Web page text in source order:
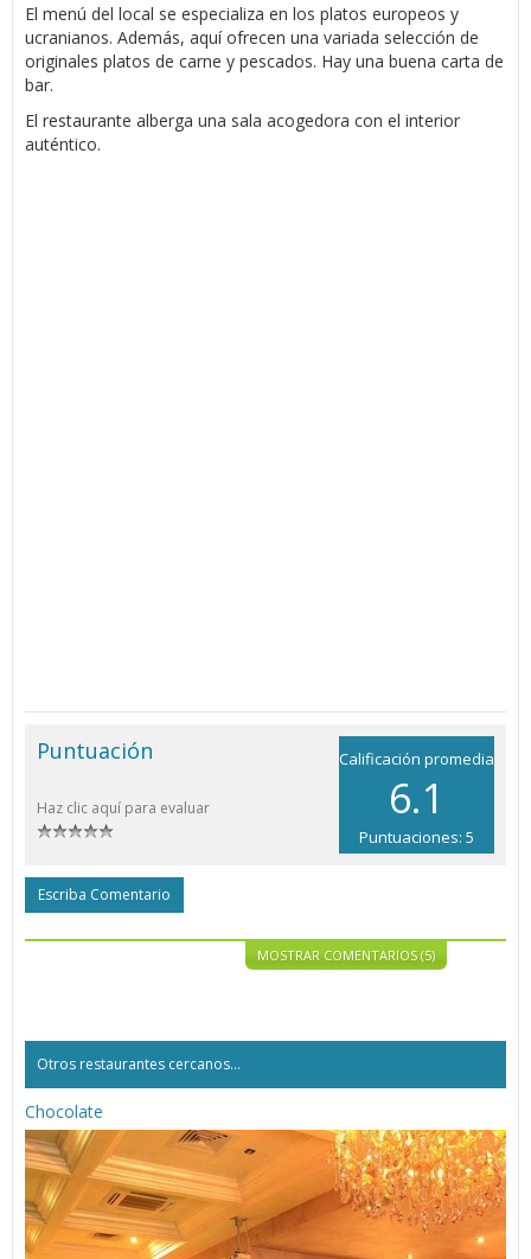
El menú del local se especializa en los platos europeos y
ucranianos. Además, aquí ofrecen una variada selección de
originales platos de carne y pescados. Hay una buena carta de
bar.
El restaurante alberga una sala acogedora con el interior
auténtico.
Calificación promedia
6.1
Puntuaciones: 5
Puntuación
Haz clic aquí para evaluar
Escriba Comentario
MOSTRAR COMENTARIOS (5)
Otros restaurantes cercanos...
Chocolate